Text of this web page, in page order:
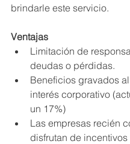
brindarle este servicio.
Ventajas
Limitación de
deudas o pérdidas.
Beneficios gravados
interés corporativo
un 17%)
Las empresas recién
disfrutan de incentivos